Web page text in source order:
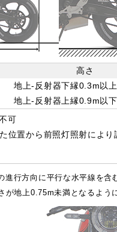
高さ
地上-反射器下縁0.3m以上
地上-反射器上縁0.9m以下
可
位置から前照灯照射によ
進行方向に平行な水平線を
が地上0.75m未満となるよ